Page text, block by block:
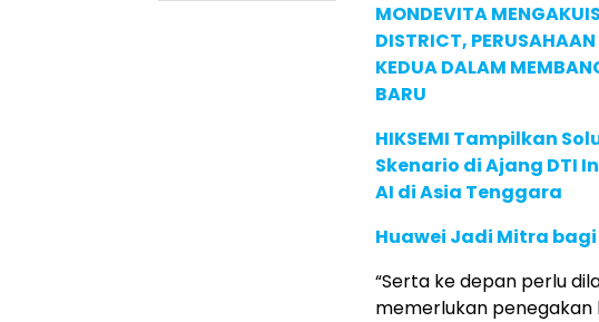
MONDEVITA
DISTRICT,
KEDUA DALAM
BARU
HIKSEMI Tampilkan
Skenario di Ajang DTI
AI di Asia Tenggara
Huawei Jadi Mitra bagi
“Serta ke depan perlu
memerlukan penegakan